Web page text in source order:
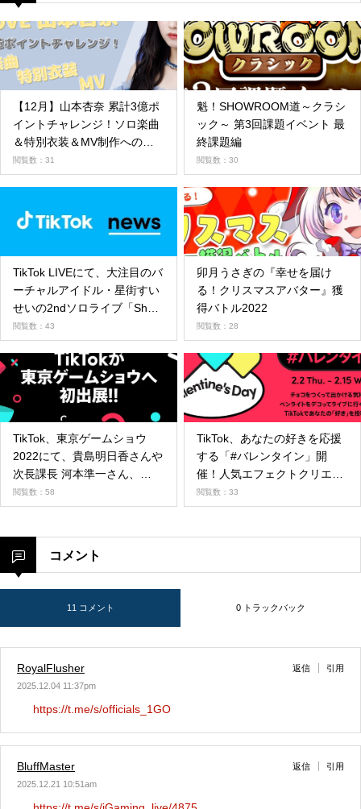
【12月】山本杏奈 累計3億ポ
イントチャレンジ！ソロ楽曲
＆特別衣装＆MV制作への
道！
閲覧数：31
魁！SHOWROOM道～クラシ
ック～ 第3回課題イベント 最
終課題編
閲覧数：30
TikTok LIVEにて、大注目のバ
ーチャルアイドル・星街すい
せいの2ndソロライブ「Shout
in Crisis」の配信が決定！
閲覧数：43
卯月うさぎの『幸せを届け
る！クリスマスアバター』獲
得バトル2022
閲覧数：28
TikTok、東京ゲームショウ
2022にて、貴島明日香さんや
次長課長 河本準一さん、
NON STYLE 井上裕介さん、
NMB48他超豪華ゲストを迎
閲覧数：58
TikTok、あなたの好きを応援
する「#バレンタイン」開
催！人気エフェクトクリエイ
ター制作のバレンタインにぴ
ったりな最新エフェクトも
閲覧数：33
コメント
11 コメント 0 トラックバック
RoyalFlusher
2025.12.04 11:37pm
返信 引用
https://t.me/s/officials_1GO
BluffMaster
2025.12.21 10:51am
返信 引用